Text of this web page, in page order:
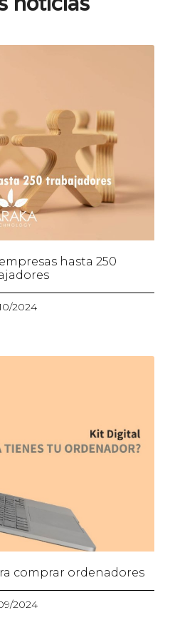
hasta 250
2024
comprar ordenadores
2024